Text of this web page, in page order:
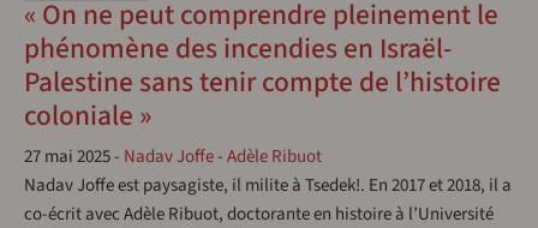
« On ne peut comprendre pleinement le
phénomène des incendies en Israël-
Palestine sans tenir compte de l’histoire
coloniale »
27 mai 2025- Nadav Joffe-Adèle Ribuot
Nadav Joffe est paysagiste, il milite à Tsedek!. En 2017 et 2018, il a
co-écrit avec Adèle Ribuot, doctorante en histoire à l’Université